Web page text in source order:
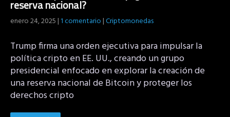
reserva nacional?
enero 24, 2025|1 comentario|Criptomonedas
Trump firma una orden ejecutiva para impulsar la
política cripto en EE. UU., creando un grupo
presidencial enfocado en explorar la creación de
una reserva nacional de Bitcoin y proteger los
derechos cripto